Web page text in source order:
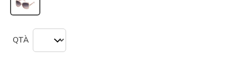
selezionato
QTÀ